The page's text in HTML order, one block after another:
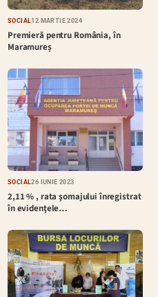
SOCIAL12 MARTIE 2024
Premieră pentru România, în
Maramureș
SOCIAL26 IUNIE 2023
2,11 % , rata şomajului înregistrat
în evidenţele…